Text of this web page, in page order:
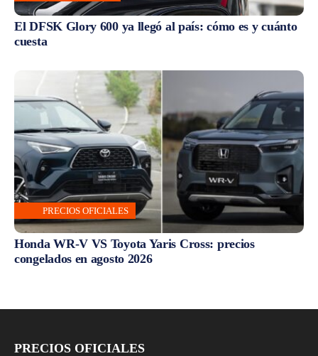
El DFSK Glory 600 ya llegó al país: cómo es y cuánto
cuesta
PRECIOS OFICIALES
Honda WR-V VS Toyota Yaris Cross: precios
congelados en agosto 2026
PRECIOS OFICIALES